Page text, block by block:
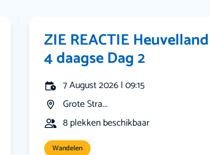
ZIE REACTIE Heuvelland
4 daagse Dag 2
7 August 2026 | 09:15
Grote Stra...
8 plekken beschikbaar
Wandelen